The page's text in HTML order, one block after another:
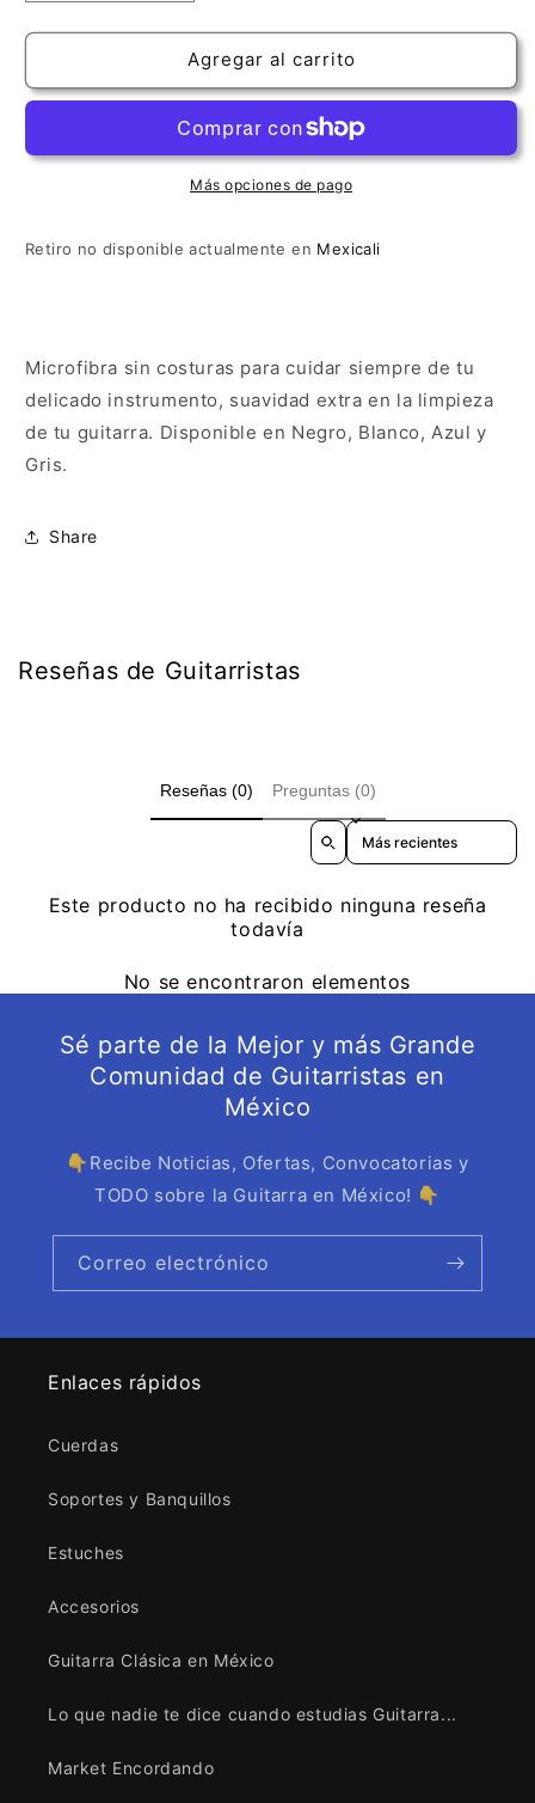
cantidad
para
Encordando
cantidad
para
Microfibra
Encordando
Agregar al carrito
Más opciones de pago
Retiro no disponible actualmente en Mexicali
Microfibra sin costuras para cuidar siempre de tu
delicado instrumento, suavidad extra en la limpieza
de tu guitarra. Disponible en Negro, Blanco, Azul y
Gris.
Share
Reseñas de Guitarristas
Reseñas (0) Preguntas (0)
Sort reviews by
Este producto no ha recibido ninguna reseña
todavía
No se encontraron elementos
Sé parte de la Mejor y más Grande
Comunidad de Guitarristas en
México
👇Recibe Noticias, Ofertas, Convocatorias y
TODO sobre la Guitarra en México! 👇
Correo electrónico
Enlaces rápidos
Cuerdas
Soportes y Banquillos
Estuches
Accesorios
Guitarra Clásica en México
Lo que nadie te dice cuando estudias Guitarra...
Market Encordando